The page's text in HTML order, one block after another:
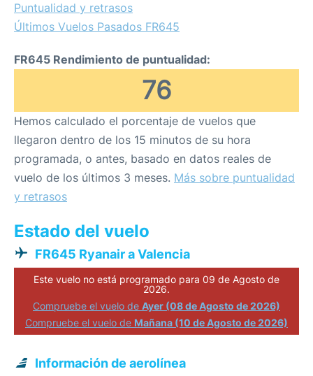
Puntualidad y retrasos
Últimos Vuelos Pasados FR645
FR645 Rendimiento de puntualidad:
76
Hemos calculado el porcentaje de vuelos que
llegaron dentro de los 15 minutos de su hora
programada, o antes, basado en datos reales de
vuelo de los últimos 3 meses. Más sobre puntualidad
y retrasos
Estado del vuelo
FR645 Ryanair a Valencia
Este vuelo no está programado para 09 de Agosto de
2026.
Compruebe el vuelo de Ayer (08 de Agosto de 2026)
Compruebe el vuelo de Mañana (10 de Agosto de 2026)
Información de aerolínea